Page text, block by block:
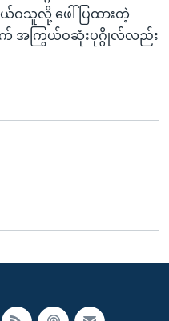
ဝသူလို့ ဖေါ်ပြထားတဲ့
က် အကြွယ်ဝဆုံးပုဂ္ဂိုလ်လည်း